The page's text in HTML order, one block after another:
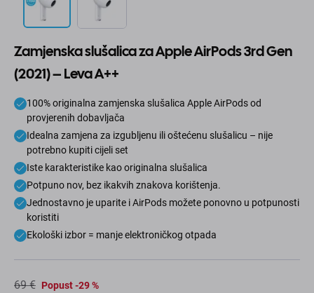
Zamjenska slušalica za Apple AirPods 3rd Gen
(2021) – Leva A++
100% originalna zamjenska slušalica Apple AirPods od
provjerenih dobavljača
Idealna zamjena za izgubljenu ili oštećenu slušalicu – nije
potrebno kupiti cijeli set
Iste karakteristike kao originalna slušalica
Potpuno nov, bez ikakvih znakova korištenja.
Jednostavno je uparite i AirPods možete ponovno u potpunosti
koristiti
Ekološki izbor = manje elektroničkog otpada
69 € Popust -29 %